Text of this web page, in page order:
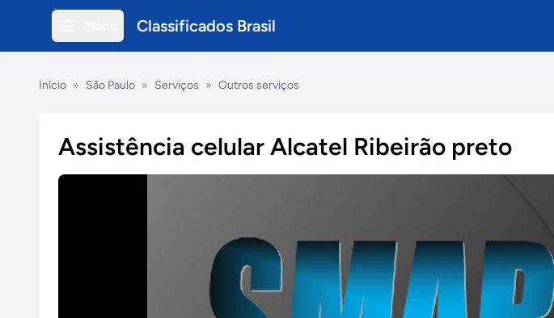
Classificados Brasil
Início » São Paulo » Serviços » Outros serviços
Assistência celular Alcatel Ribeirão preto